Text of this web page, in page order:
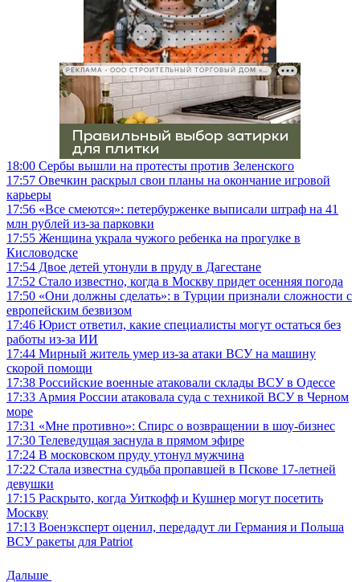
РЕКЛАМА • ООО СТРОИТЕЛЬНЫЙ ТОРГОВЫЙ ДОМ «ПЕТРОВИЧ», ИНН 7802348846
18:00 Сербы вышли на протесты против Зеленского
17:57 Овечкин раскрыл свои планы на окончание игровой
карьеры
17:56 «Все смеются»: петербурженке выписали штраф на 41
млн рублей из-за парковки
17:55 Женщина украла чужого ребенка на прогулке в
Кисловодске
17:54 Двое детей утонули в пруду в Дагестане
17:52 Стало известно, когда в Москву придет осенняя погода
17:50 «Они должны сделать»: в Турции признали сложности с
европейским безвизом
17:46 Юрист ответил, какие специалисты могут остаться без
работы из-за ИИ
17:44 Мирный житель умер из-за атаки ВСУ на машину
скорой помощи
17:38 Российские военные атаковали склады ВСУ в Одессе
17:33 Армия России атаковала суда с техникой ВСУ в Черном
море
17:31 «Мне противно»: Спирс о возвращении в шоу-бизнес
17:30 Телеведущая заснула в прямом эфире
17:24 В московском пруду утонул мужчина
17:22 Стала известна судьба пропавшей в Пскове 17-летней
девушки
17:15 Раскрыто, когда Уиткофф и Кушнер могут посетить
Москву
17:13 Военэксперт оценил, передадут ли Германия и Польша
ВСУ ракеты для Patriot
Дальше